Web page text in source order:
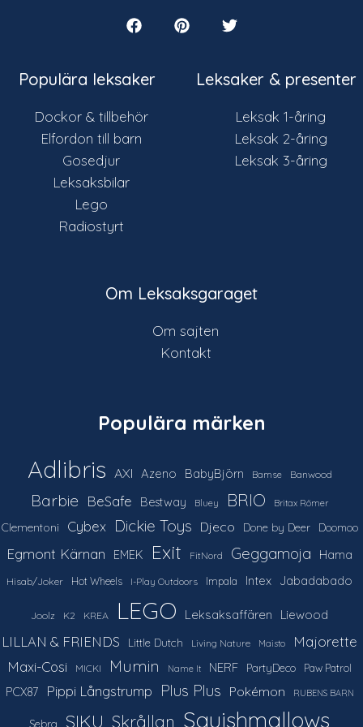
Populära leksaker
Dockor & tillbehör
Elfordon till barn
Gosedjur
Leksaksbilar
Lego
Radiostyrt
Leksaker & presenter
Leksak 1-åring
Leksak 2-åring
Leksak 3-åring
Om Leksaksgaraget
Om sajten
Kontakt
Populära märken
Adlibris AXI Azeno BabyBjörn Bamse Banwood
Barbie BeSafe Bestway Bluey BRIO Britax Römer
Clementoni Cybex Dickie Toys Djeco Done by Deer Doomoo
Egmont Kärnan EMEK Exit FitNord Geggamoja Hama
Hisab/Joker Hot Wheels I-Play Outdoors Impala Intex Jabadabado
Joolz K2 KREA LEGO Leksaksaffären Liewood
LILLAN & FRIENDS Little Dutch Living Nature Maisto
Majorette
Maxi-Cosi
MICKI Mumin Name It NERF PartyDeco Paw Patrol
PCX87 Pippi Långstrump Plus Plus Pokémon RUBENS BARN
Sebra SIKU Skrållan Squishmallows